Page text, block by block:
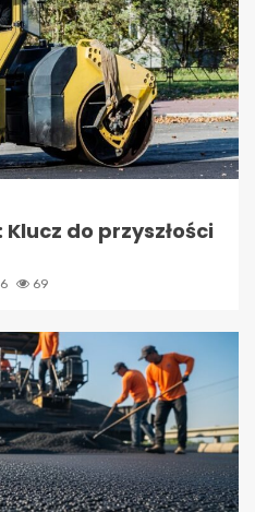
do przyszłości
69